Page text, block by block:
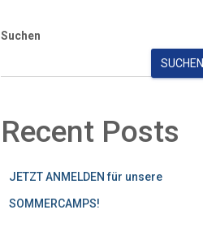
Suchen
SUCHEN
Recent Posts
JETZT ANMELDEN für unsere
SOMMERCAMPS!